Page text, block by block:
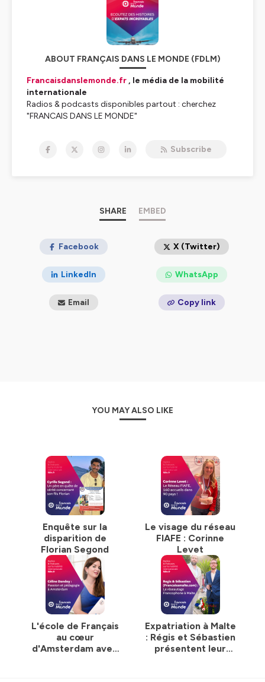
ABOUT FRANÇAIS DANS LE MONDE (FDLM)
Francaisdanslemonde.fr , le média de la mobilité
internationale
Radios & podcasts disponibles partout : cherchez
"FRANCAIS DANS LE MONDE"
Hébergé par Ausha. Visitezausha.co/politique-de-
Subscribe
SHARE EMBED
Facebook X (Twitter)
LinkedIn WhatsApp
Email Copy link
YOU MAY ALSO LIKE
Enquête sur la
disparition de
Florian Segond
Le visage du réseau
FIAFE : Corinne
Levet
L'école de Français
au cœur
d'Amsterdam avec
Expatriation à Malte
: Régis et Sébastien
présentent leur